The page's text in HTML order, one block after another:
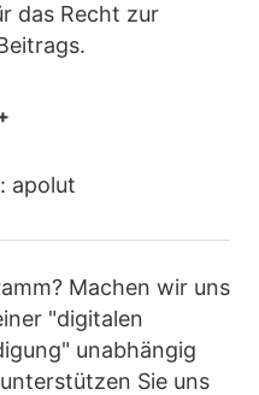
das Recht zur
apolut
Machen wir uns
"digitalen
unabhängig
Sie uns